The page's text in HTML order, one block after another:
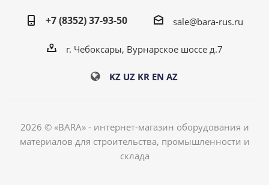
+7 (8352) 37-93-50
sale@bara-rus.ru
г. Чебоксары, Вурнарское шоссе д.7
KZ UZ KR EN AZ
2026 © «BARA» - интернет-магазин оборудования и
материалов для строительства, промышленности и
склада